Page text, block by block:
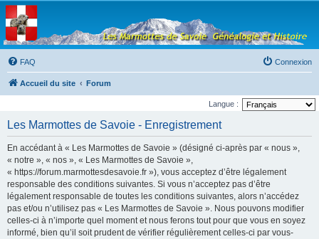
Les Marmottes de
Savoie
Forum d'entraide généalogique
FAQ
Connexion
Accueil du site Forum
Langue :
Les Marmottes de Savoie - Enregistrement
En accédant à « Les Marmottes de Savoie » (désigné ci-après par « nous »,
« notre », « nos », « Les Marmottes de Savoie »,
« https://forum.marmottesdesavoie.fr »), vous acceptez d’être légalement
responsable des conditions suivantes. Si vous n’acceptez pas d’être
légalement responsable de toutes les conditions suivantes, alors n’accédez
pas et/ou n’utilisez pas « Les Marmottes de Savoie ». Nous pouvons modifier
celles-ci à n’importe quel moment et nous ferons tout pour que vous en soyez
informé, bien qu’il soit prudent de vérifier régulièrement celles-ci par vous-